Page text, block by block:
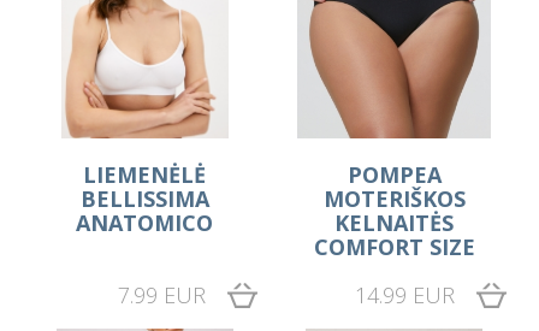
LIEMENĖLĖ
BELLISSIMA
ANATOMICO
7.99 EUR
POMPEA
MOTERIŠKOS
KELNAITĖS
COMFORT SIZE
14.99 EUR